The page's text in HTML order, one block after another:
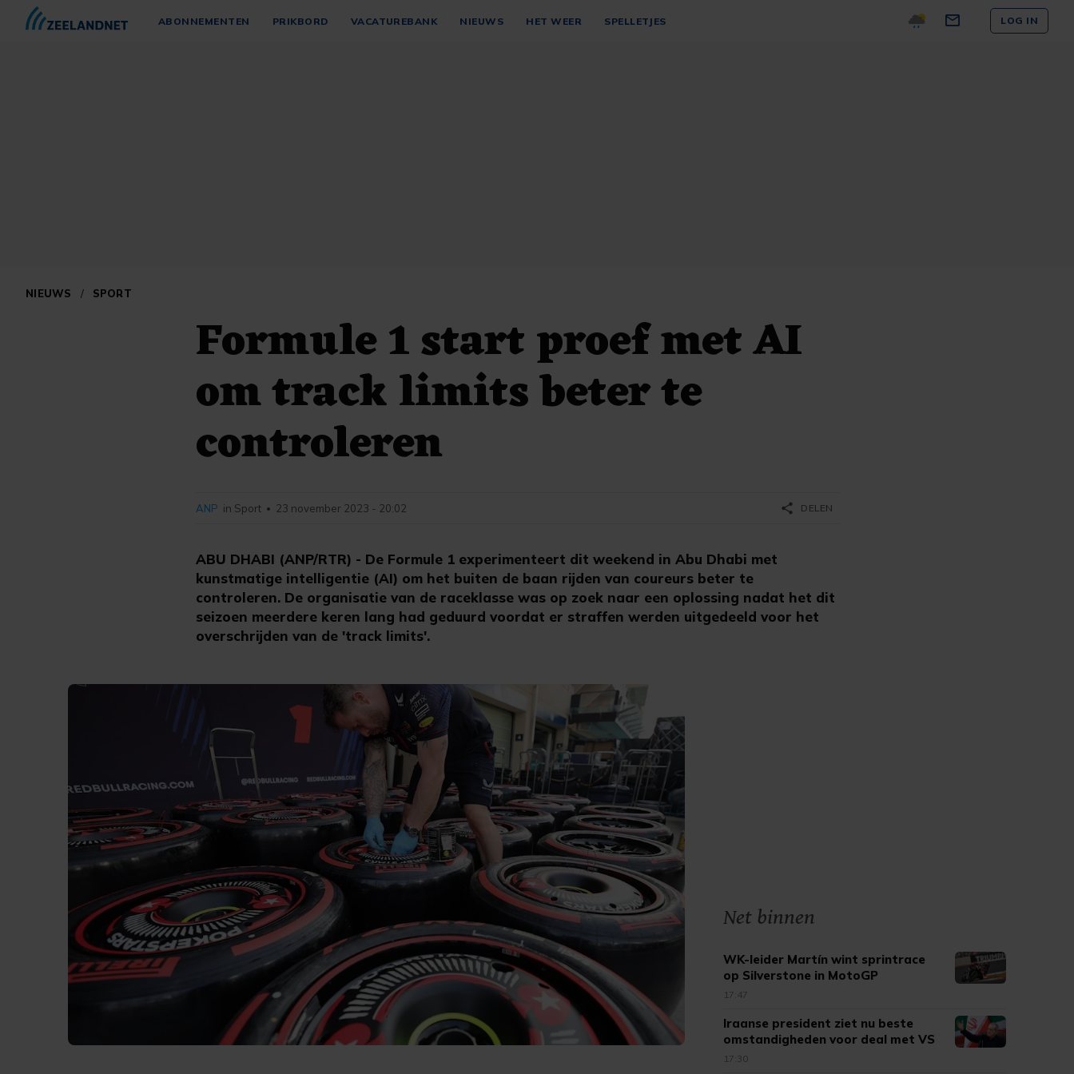
ABONNEMENTEN PRIKBORD VACATUREBANK NIEUWS HET WEER SPELLETJES LOG IN
NIEUWS / SPORT
Formule 1 start proef met AI
om track limits beter te
controleren
ABU DHABI (ANP/RTR) - De Formule 1 experimenteert dit weekend in Abu Dhabi met
kunstmatige intelligentie (AI) om het buiten de baan rijden van coureurs beter te
controleren. De organisatie van de raceklasse was op zoek naar een oplossing nadat het dit
seizoen meerdere keren lang had geduurd voordat er straffen werden uitgedeeld voor het
overschrijden van de 'track limits'.
ANP in Sport • 23 november 2023 - 20:02 share DELEN
Net binnen
WK-leider Martín wint sprintrace
op Silverstone in MotoGP
17:47
Iraanse president ziet nu beste
omstandigheden voor deal met VS
17:30